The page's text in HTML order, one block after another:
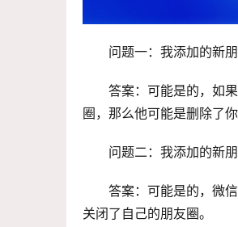
问题一：我添加的新
答案：可能是的，如
圈，那么他可能是删除了你
问题二：我添加的新
答案：可能是的，微
关闭了自己的朋友圈。